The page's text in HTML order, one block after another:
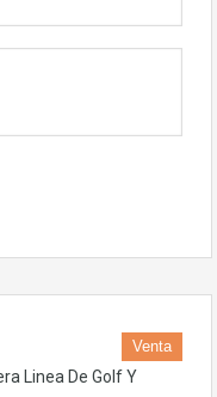
Venta
Linea De Golf Y